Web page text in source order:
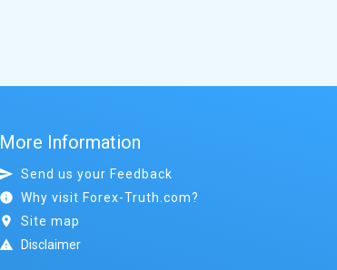
More Information
Send us your Feedback
Why visit Forex-Truth.com?
Site map
Disclaimer